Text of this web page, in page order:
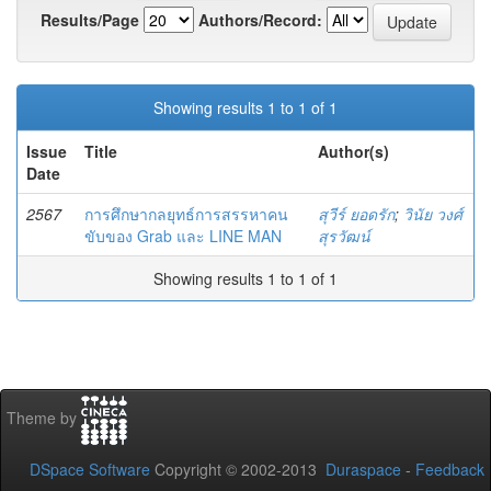
Results/Page
Authors/Record:
Showing results 1 to 1 of 1
Issue
Date
Title Author(s)
2567
การศึกษากลยุทธ์การสรรหาคน
ขับของ Grab และ LINE MAN
สุวีร์ ยอดรัก; วินัย วงศ์
สุรวัฒน์
Showing results 1 to 1 of 1
Theme by
DSpace Software Copyright © 2002-2013 Duraspace - Feedback